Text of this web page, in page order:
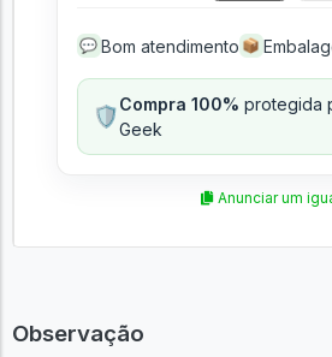
💬 Bom atendimento 📦
🛡️Compra 100% protegida
Geek
Anunciar um
Observação